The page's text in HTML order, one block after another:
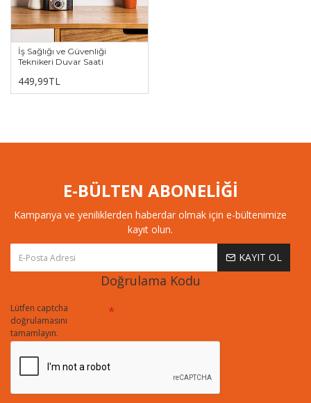
İş Sağlığı ve Güvenliği
Teknikeri Duvar Saati
449,99TL
E-BÜLTEN ABONELİĞİ
Kampanya ve yeniliklerden haberdar olmak için e-bültenimize
kayıt olun.
KAYIT OL
Doğrulama Kodu
Lütfen captcha
doğrulamasını
tamamlayın.